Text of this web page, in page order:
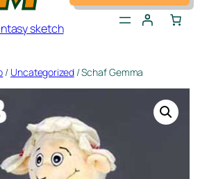
sketch
/ Uncategorized/ Schaf Gemma